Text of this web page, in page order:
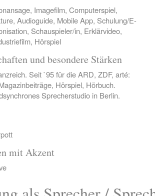
Imagefilm, Computerspiel,
Audioguide, Mobile App, Schulung/E-
Schauspieler/in, Erklärvideo,
Hörspiel
und besondere Stärken
Seit `95 für die ARD, ZDF, arté:
Hörspiel, Hörbuch.
Sprecherstudio in Berlin.
mit Akzent